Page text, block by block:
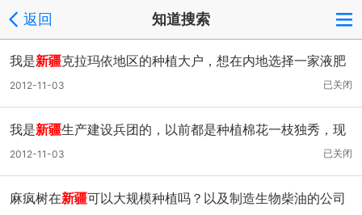
返回 知道搜索
我是新疆克拉玛依地区的种植大户，想在内地选择一家液肥
生产厂家，听说漯丰王公司的产品不错，怎么样？
已关闭
2012-11-03
我是新疆生产建设兵团的，以前都是种植棉花一枝独秀，现
在要改革，能谈谈团场如何致富么？
已关闭
2012-11-03
麻疯树在新疆可以大规模种植吗？以及制造生物柴油的公司